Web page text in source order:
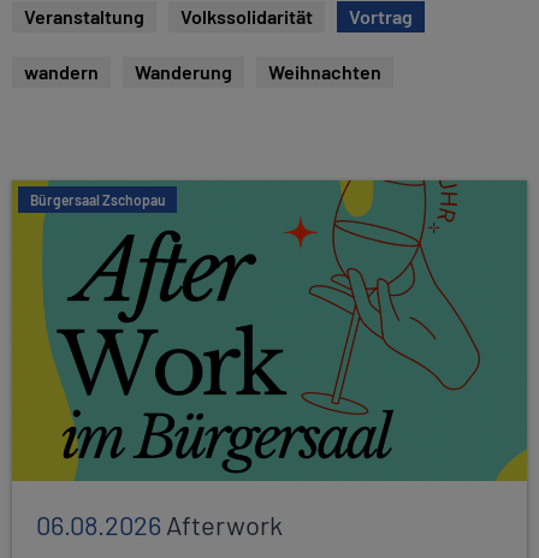
Veranstaltung Volkssolidarität Vortrag
wandern Wanderung Weihnachten
Bürgersaal Zschopau
06.08.2026Afterwork